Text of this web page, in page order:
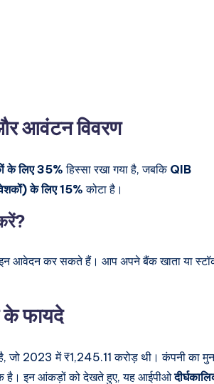
आवंटन विवरण
के लिए 35%हिस्सा रखा गया है, जबकि QIB
के लिए 15% कोटा है।
आवेदन कर सकते हैं। आप अपने बैंक खाता या
फायदे
2023 में ₹1,245.11 करोड़ थी। कंपनी का
है। इन आंकड़ों को देखते हुए, यह आईपीओ